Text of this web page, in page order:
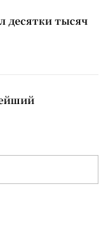
десятки тысяч